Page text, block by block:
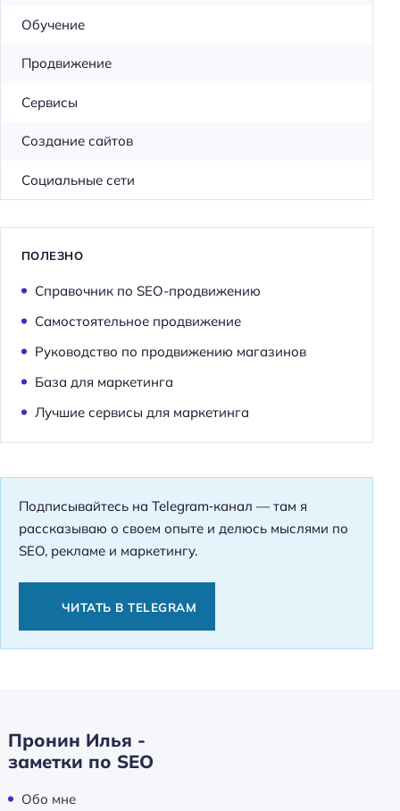
Обучение
Продвижение
Сервисы
Создание сайтов
Социальные сети
ПОЛЕЗНО
Справочник по SEO-продвижению
Самостоятельное продвижение
Руководство по продвижению магазинов
База для маркетинга
Лучшие сервисы для маркетинга
Подписывайтесь на Telegram‑канал — там я
рассказываю о своем опыте и делюсь мыслями по
SEO, рекламе и маркетингу.
ЧИТАТЬ В TELEGRAM
Пронин Илья -
заметки по SEO
Обо мне